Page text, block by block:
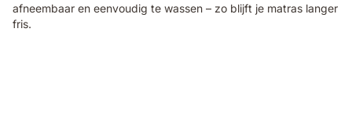
afneembaar en eenvoudig te wassen – zo blijft je matras langer
fris.